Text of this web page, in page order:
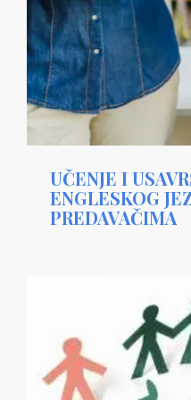
UČENJE I
ENGLESKOG
PREDAVAČIMA